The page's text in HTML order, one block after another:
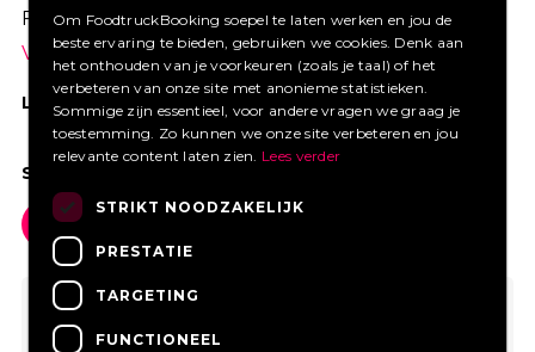
Foodtruckbooking.
Vraag een offerte aan.
LIKE ONS OP FACEBOOK
SOCIAL MEDIA
Om FoodtruckBooking soepel te laten werken en jou de
beste ervaring te bieden, gebruiken we cookies. Denk aan
het onthouden van je voorkeuren (zoals je taal) of het
verbeteren van onze site met anonieme statistieken.
Sommige zijn essentieel, voor andere vragen we graag je
toestemming. Zo kunnen we onze site verbeteren en jou
relevante content laten zien. Lees verder
STRIKT NOODZAKELIJK
PRESTATIE
TARGETING
FUNCTIONEEL